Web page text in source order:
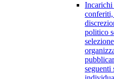
Incarichi
politico